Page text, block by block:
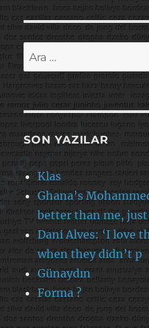
Ara:
SON YAZILAR
Klas
Ghana’s
better than me, just
Dani Alves: ‘I love
when they didn’t p
Günaydın
Forma ?